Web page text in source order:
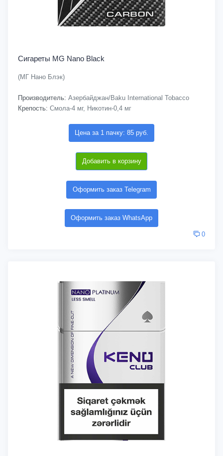
Сигареты MG Nano Black
(МГ Нано Блэк)
Производитель: Азербайджан/Baku International Tobacco
Крепость: Смола-4 мг, Никотин-0,4 мг
Цена за 1 пачку: 85 руб.
Добавить в корзину
Оформить заказ Telegram
Оформить заказ WhatsApp
0